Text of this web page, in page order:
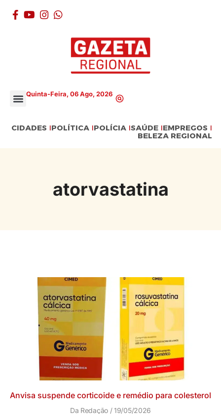
Quinta-Feira, 06 Ago, 2026
CIDADES POLÍTICA POLÍCIA SAÚDE EMPREGOS
BELEZA REGIONAL
atorvastatina
Anvisa suspende corticoide e remédio para colesterol
Da Redação 19/05/2026